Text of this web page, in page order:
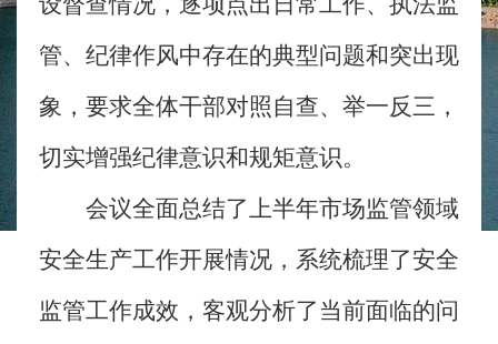
管、纪律作风中存在的典型问题和突出现
象，要求全体干部对照自查、举一反三，
切实增强纪律意识和规矩意识。
会议全面总结了上半年市场监管领域
安全生产工作开展情况，系统梳理了安全
监管工作成效，客观分析了当前面临的问